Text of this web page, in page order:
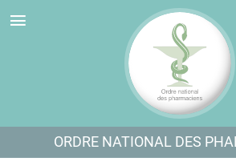
Aller au menu
Aller au contenu
Aller en bas de page
ORDRE NATIONAL DES
Panneau de gestion des cookies